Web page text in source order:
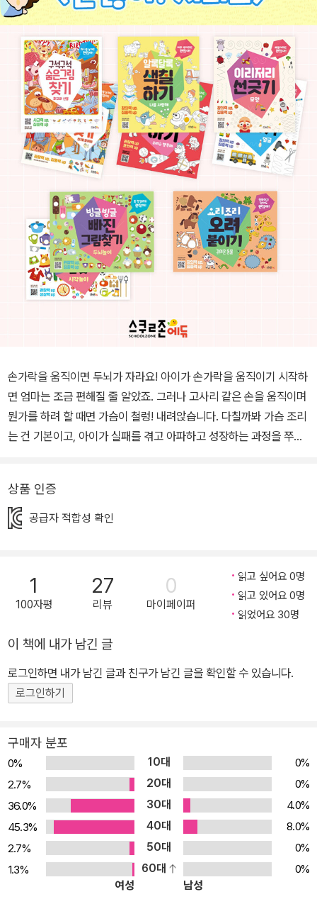
손가락을 움직이면 두뇌가 자라요! 아이가 손가락을 움직이기 시작하
면 엄마는 조금 편해질 줄 알았죠. 그러나 고사리 같은 손을 움직이며
뭔가를 하려 할 때면 가슴이 철렁! 내려앉습니다. 다칠까봐 가슴 조리
는 건 기본이고, 아이가 실패를 겪고 아파하고 성장하는 과정을 쭈욱
이의 두뇌는 함께 자라게 됩니다. 소근육 발달은 기본, 협응력 연습으
로 좌뇌와 우뇌가 고르게 발달하게 됩니다. <괜찮아! 시리즈>는 놀이
게 꼭 필요한 소근육 발달, 관찰력 향상, 집중력 기르기, 상상력과 표
현력을 확장하기 위해 기획되었습니다. 시리즈명처럼 서툴러도, 손재
주가 없어도, 정확하지 않아도 다 괜찮은 놀이책입니다. 엄마표 집콕
놀이, <괜찮아! 시리즈>로 해결해요! 색칠하기가 아이의 정서와 집중
력에 좋다고 컬러링북만 내밀면 아이는 금방 질립니다. 오리고, 찾고,
그리고, 접고… 다양한 활동을 할 수 있는〈괜찮아! 시리즈〉로 엄마표
집콕놀이의 영역을 확장하세요! 처음 해도 쉽게 따라할 수 있게 구성
해지겠지요? 오리고 붙이고 그리고 꾸미고 하는 모든 활동이 초등 그
리기와 글씨쓰기 등에 필요한 학습준비 능력도 함께 발달시킬 거예
활동을 통해 두뇌계발은 물론 소근육 발달까지~ 직관적인 놀이북 그
림만으로도 쉽게 이해할 수 있는 직관적인 디자인 눈으로 보고, 아이
스스로 유추하고 생각할 수 있는 힘을 길러주세요. 그림 재주, 가르치
는 재주 없어도 괜찮아~ 그림을 그려 달라는 아이 때문에 당황해본
적 있는 엄마라도 괜찮아요. 처음으로 아이들을 가르쳐보는 젊은 어
린이집 선생님이라도 괜찮아요. 그저 아이의 눈높이에 맞춰 함께 활
상품 인증
공급자 적합성 확인
1
100자평
27
리뷰
0
마이페이퍼
읽고 싶어요 0명
읽고 있어요 0명
읽었어요 30명
이 책에 내가 남긴 글
로그인하면 내가 남긴 글과 친구가 남긴 글을 확인할 수 있습니다.
로그인하기
구매자 분포
0% 10대
0%
2.7%
20대
0%
36.0%
30대
4.0%
45.3%
40대
8.0%
2.7%
50대
0%
1.3%
60대
0%
여성
남성